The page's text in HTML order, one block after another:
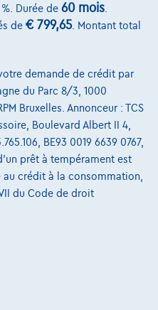
Durée de 60 mois
de € 799,65. Montant total
demande de crédit par
du Parc 8/3, 1000
Bruxelles. Annonceur : TCS
Boulevard Albert II 4,
BE93 0019 6639 0767,
prêt à tempérament est
crédit à la consommation,
du Code de droit